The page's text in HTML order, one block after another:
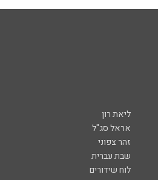
ליאת רון
אראל סג"ל
זהר צפוני
שבת עברית
לוח שידורים